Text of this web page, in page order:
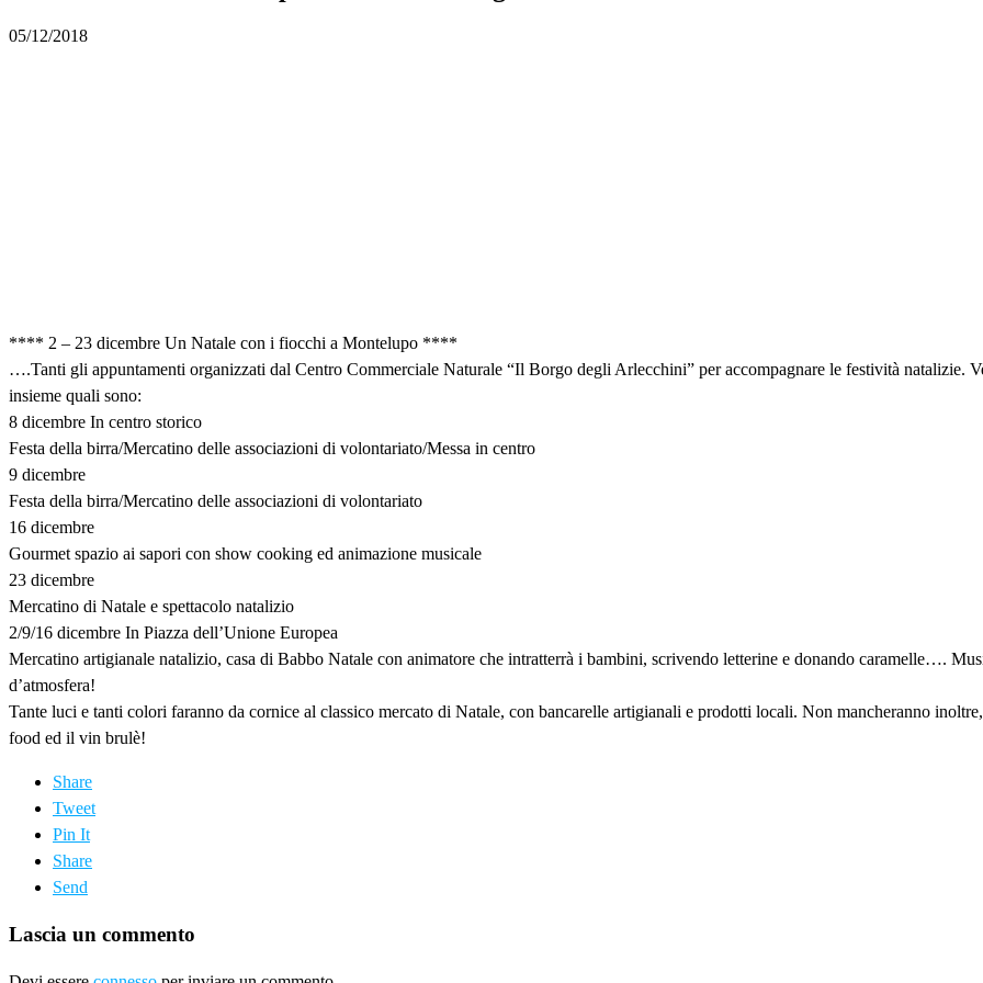
05/12/2018
**** 2 – 23 dicembre Un Natale con i fiocchi a Montelupo ****
….Tanti gli appuntamenti organizzati dal Centro Commerciale Naturale “Il Borgo degli Arlecchini” per accompagnare le festività natalizie.
insieme quali sono:
8 dicembre In centro storico
Festa della birra/Mercatino delle associazioni di volontariato/Messa in centro
9 dicembre
Festa della birra/Mercatino delle associazioni di volontariato
16 dicembre
Gourmet spazio ai sapori con show cooking ed animazione musicale
23 dicembre
Mercatino di Natale e spettacolo natalizio
2/9/16 dicembre In Piazza dell’Unione Europea
Mercatino artigianale natalizio, casa di Babbo Natale con animatore che intratterrà i bambini, scrivendo letterine e donando caramelle….
d’atmosfera!
Tante luci e tanti colori faranno da cornice al classico mercato di Natale, con bancarelle artigianali e prodotti locali. Non mancheranno
food ed il vin brulè!
Share
Tweet
Pin It
Share
Send
Lascia un commento